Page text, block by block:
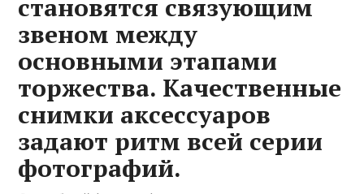
становятся связующим
звеном между
основными этапами
торжества. Качественные
снимки аксессуаров
задают ритм всей серии
фотографий.